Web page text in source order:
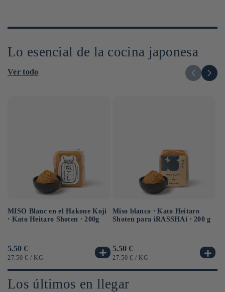
Lo esencial de la cocina japonesa
Ver todo
MISO Blanc en el Hakone Koji
⋅ Kato Heitaro Shoten ⋅ 200g
Precio
habitual
5.50 €
PRECIO
27.50 € / POR
KG
Miso blanco ⋅ Kato Heitaro
Shoten para iRASSHAi ⋅ 200 g
Precio
habitual
5.50 €
PRECIO
27.50 € / POR
KG
Los últimos en llegar